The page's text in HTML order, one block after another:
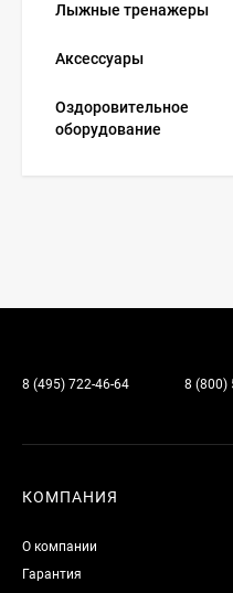
Лыжные тренажеры
Аксессуары
Оздоровительное
оборудование
8 (495) 722-46-64 8 (800)
КОМПАНИЯ
О компании
Гарантия